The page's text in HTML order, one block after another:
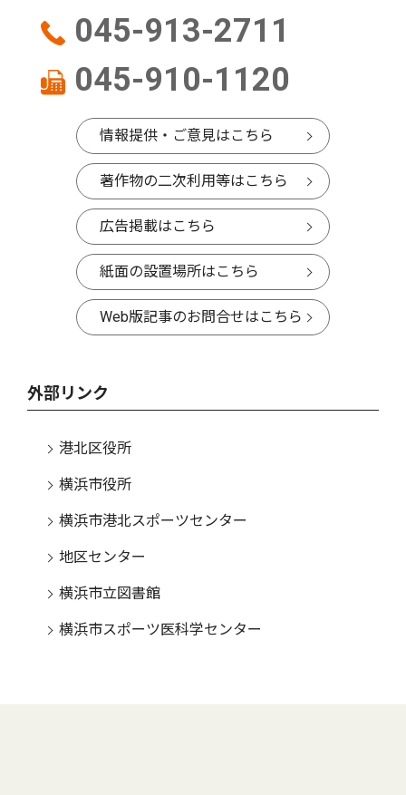
045-913-2711
045-910-1120
情報提供・ご意見はこちら
著作物の二次利用等はこちら
広告掲載はこちら
紙面の設置場所はこちら
Web版記事のお問合せはこちら
外部リンク
港北区役所
横浜市役所
横浜市港北スポーツセンター
地区センター
横浜市立図書館
横浜市スポーツ医科学センター